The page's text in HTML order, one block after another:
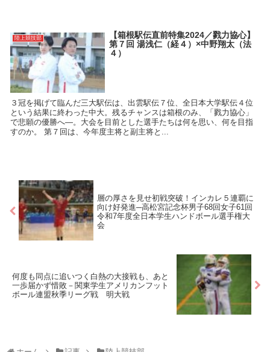
陸上競技部
【箱根駅伝直前特集2024／戮力協心】
第７回 湯浅仁（経４）×中野翔太（法
４）
３冠を掲げて臨んだ三大駅伝は、出雲駅伝７位、全日本大学駅伝４位
という結果に終わった中大。残るチャンスは箱根のみ、「戮力協心」
で悲願の優勝へ―。大会を目前とした選手たちは何を思い、何を目指
すのか。 第７回は、今年度主将と副主将と...
層の厚さを見せ初戦突破！インカレ５連覇に
向け好発進─高松宮記念杯男子68回女子61回
令和7年度全日本学生ハンドボール選手権大
会
何度も同点に追いつく白熱の大接戦も、あと
一歩届かず惜敗－関東学生アメリカンフット
ボール連盟秋季リーグ戦 明大戦